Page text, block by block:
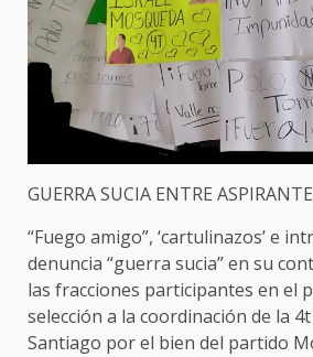
GUERRA SUCIA ENTRE
“Fuego amigo”, ‘cartulinazos’ e
denuncia “guerra sucia” en su
las fracciones participantes en el
selección a la coordinación de la
Santiago por el bien del partido